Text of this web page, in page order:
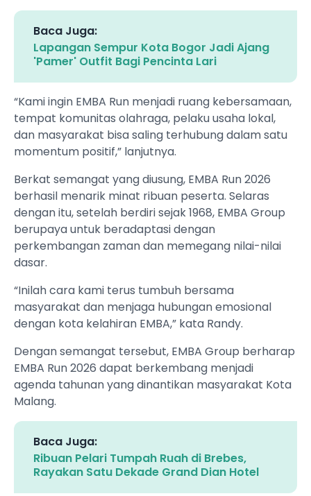
Baca Juga:
Lapangan Sempur Kota Bogor Jadi Ajang
'Pamer' Outfit Bagi Pencinta Lari
“Kami ingin EMBA Run menjadi ruang kebersamaan,
tempat komunitas olahraga, pelaku usaha lokal,
dan masyarakat bisa saling terhubung dalam satu
momentum positif,” lanjutnya.
Berkat semangat yang diusung, EMBA Run 2026
berhasil menarik minat ribuan peserta. Selaras
dengan itu, setelah berdiri sejak 1968, EMBA Group
berupaya untuk beradaptasi dengan
perkembangan zaman dan memegang nilai-nilai
dasar.
“Inilah cara kami terus tumbuh bersama
masyarakat dan menjaga hubungan emosional
dengan kota kelahiran EMBA,” kata Randy.
Dengan semangat tersebut, EMBA Group berharap
EMBA Run 2026 dapat berkembang menjadi
agenda tahunan yang dinantikan masyarakat Kota
Malang.
Baca Juga:
Ribuan Pelari Tumpah Ruah di Brebes,
Rayakan Satu Dekade Grand Dian Hotel